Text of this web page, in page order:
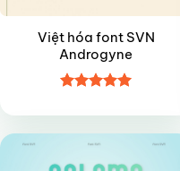
Việt hóa font SVN
Androgyne
hạng55
sao